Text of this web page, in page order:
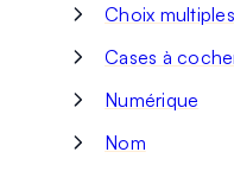
Choix multiples
Cases à
Numérique
Nom